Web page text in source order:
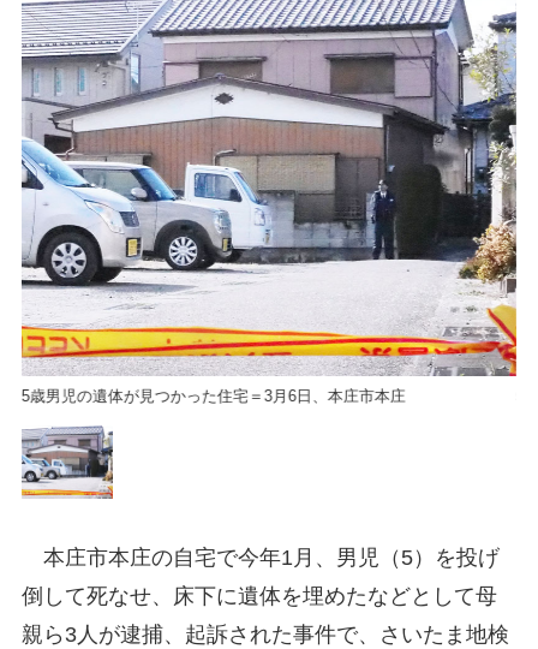
5歳男児の遺体が見つかった住宅＝3月6日、本庄市本庄
本庄市本庄の自宅で今年1月、男児（5）を投げ
倒して死なせ、床下に遺体を埋めたなどとして母
親ら3人が逮捕、起訴された事件で、さいたま地検